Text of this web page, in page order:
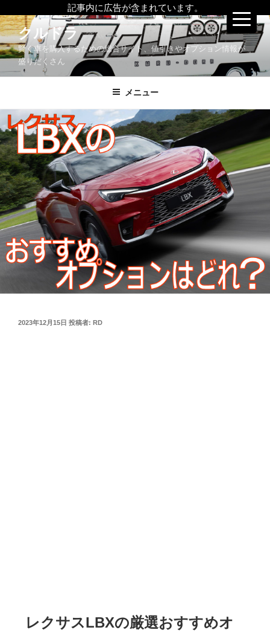
記事内に広告が含まれています。
コ
ン
テ
ツ
ス
ッ
プ
クルドラ
賢く車を購入するための総合サイト、値引きやオプション情報が
盛りだくさん
メニュー
投
2023年12月15日 投稿者: RD
レクサスLBXの厳選おすすめオ